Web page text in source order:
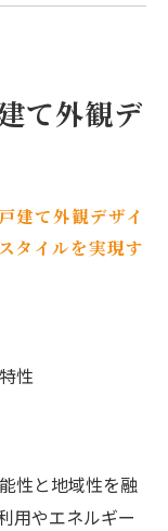
て外観デ
建て外観デザイ
タイルを実現す
性
性と地域性を融
用やエネルギー